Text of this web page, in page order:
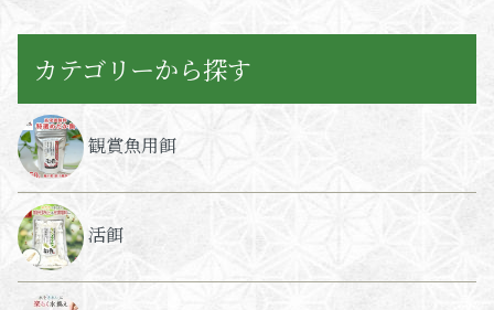
カテゴリーから探す
観賞魚用餌
活餌